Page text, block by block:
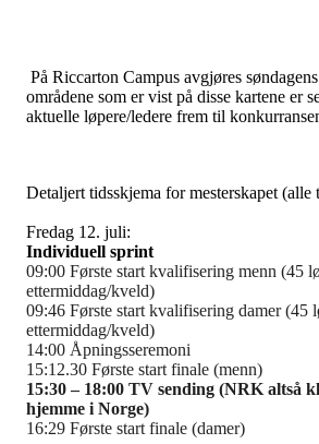
På Riccarton Campus avgjøres
områdene som er vist på disse kartene er
aktuelle løpere/ledere frem til
Detaljert tidsskjema for mesterskapet
Fredag 12. juli:
Individuell sprint
09:00 Første start kvalifisering menn (45
ettermiddag/kveld)
09:46 Første start kvalifisering damer (45
ettermiddag/kveld)
14:00 Åpningsseremoni
15:12.30 Første start finale (menn)
15:30 – 18:00 TV sending (NRK altså
hjemme i Norge)
16:29 Første start finale (damer)